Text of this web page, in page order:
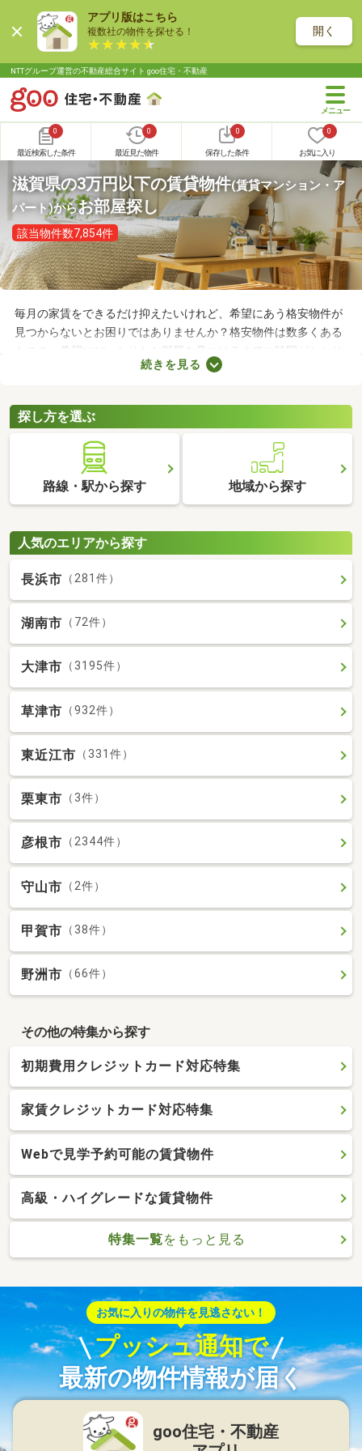
アプリ版はこちら
複数社の物件を探せる！ 開く
NTTグループ運営の不動産総合サイト goo住宅・不動産
0
最近検索した条件
0
最近見た物件
0
保存した条件
0
お気に入り
滋賀県の3万円以下の賃貸物件(賃貸マンション・ア
パート)からお部屋探し
該当物件数7,854件
毎月の家賃をできるだけ抑えたいけれど、希望にあう格安物件が
見つからないとお困りではありませんか？格安物件は数多くある
ものの、希望にぴったりなお部屋を見つけるまでに時間がかかり
ます。ここでは、費用重視の方におすすめの家賃3万円以下の物
るお部屋を探してみましょう。
続きを見る
探し方を選ぶ
路線・駅から探す 地域から探す
人気のエリアから探す
長浜市 （281件）
湖南市 （72件）
大津市 （3195件）
草津市 （932件）
東近江市 （331件）
栗東市 （3件）
彦根市 （2344件）
守山市 （2件）
甲賀市 （38件）
野洲市 （66件）
その他の特集から探す
初期費用クレジットカード対応特集
家賃クレジットカード対応特集
Webで見学予約可能の賃貸物件
高級・ハイグレードな賃貸物件
特集一覧をもっと見る
お気に入りの物件を見逃さない！
プッシュ通知で
最新の物件情報が届く
goo住宅・不動産